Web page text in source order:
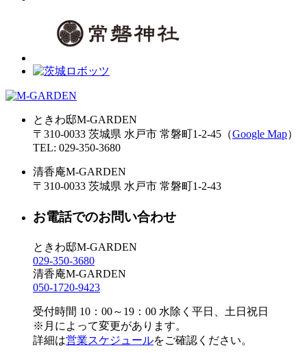
ときわ邸M-GARDEN
〒310-0033 茨城県 水戸市 常磐町1-2-45 （Google Map）
TEL: 029-350-3680
清香庵M-GARDEN
〒310-0033 茨城県 水戸市 常磐町1-2-43
お電話でのお問い合わせ
ときわ邸M-GARDEN
029-350-3680
清香庵M-GARDEN
050-1720-9423
受付時間 10：00～19：00 水除く平日、土日祝日
※月によって変更があります。
詳細は営業スケジュールをご確認ください。